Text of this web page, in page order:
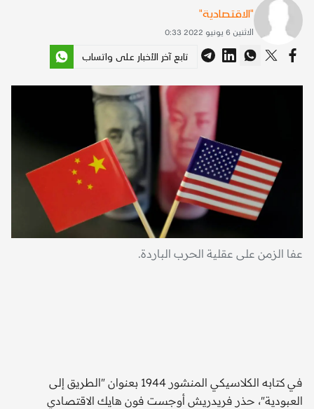
"الاقتصادية"
الاثنين 6 يونيو 2022 0:33
تابع آخر الأخبار على واتساب
عفا الزمن على عقلية الحرب الباردة.
في كتابه الكلاسيكي المنشور 1944 بعنوان "الطريق إلى
العبودية"، حذر فريدريش أوجست فون هايك الاقتصادي